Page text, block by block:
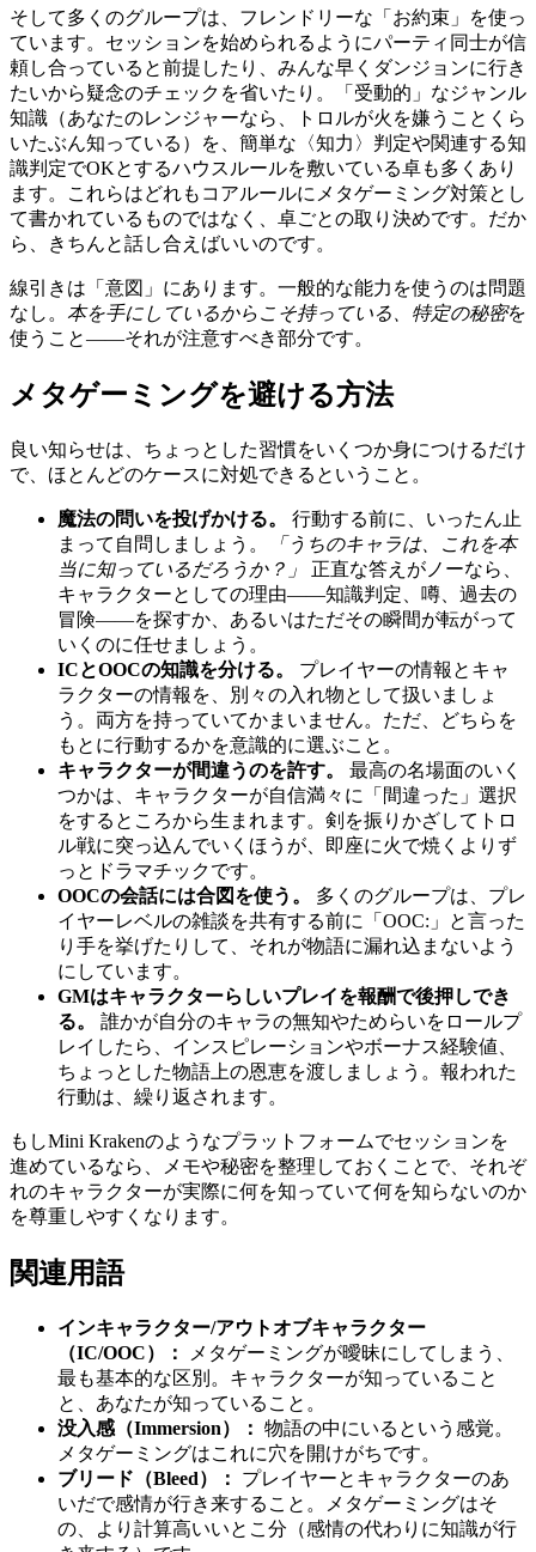
そして多くのグループは、フレンドリーな「お約束」を使っ
ています。セッションを始められるようにパーティ同士が信
頼し合っていると前提したり、みんな早くダンジョンに行き
たいから疑念のチェックを省いたり。「受動的」なジャンル
知識（あなたのレンジャーなら、トロルが火を嫌うことくら
いたぶん知っている）を、簡単な〈知力〉判定や関連する知
識判定でOKとするハウスルールを敷いている卓も多くあり
ます。これらはどれもコアルールにメタゲーミング対策とし
て書かれているものではなく、卓ごとの取り決めです。だか
ら、きちんと話し合えばいいのです。
線引きは「意図」にあります。一般的な能力を使うのは問題
なし。 本を手にしているからこそ持っている、特定の秘密を
使うこと――それが注意すべき部分です。
メタゲーミングを避ける方法
良い知らせは、ちょっとした習慣をいくつか身につけるだけ
で、ほとんどのケースに対処できるということ。
魔法の問いを投げかける。
行動する前に、いったん止
まって自問しましょう。
「うちのキャラは、これを本
当に知っているだろうか？」
正直な答えがノーなら、
キャラクターとしての理由――知識判定、噂、過去の
冒険――を探すか、あるいはただその瞬間が転がって
いくのに任せましょう。
ICとOOCの知識を分ける。
プレイヤーの情報とキャ
ラクターの情報を、別々の入れ物として扱いましょ
う。両方を持っていてかまいません。ただ、どちらを
もとに行動するかを意識的に選ぶこと。
キャラクターが間違うのを許す。
最高の名場面のいく
つかは、キャラクターが自信満々に「間違った」選択
をするところから生まれます。剣を振りかざしてトロ
ル戦に突っ込んでいくほうが、即座に火で焼くよりず
っとドラマチックです。
OOCの会話には合図を使う。
多くのグループは、プレ
イヤーレベルの雑談を共有する前に「OOC:」と言った
り手を挙げたりして、それが物語に漏れ込まないよう
にしています。
GMはキャラクターらしいプレイを報酬で後押しでき
る。
誰かが自分のキャラの無知やためらいをロールプ
レイしたら、インスピレーションやボーナス経験値、
ちょっとした物語上の恩恵を渡しましょう。報われた
行動は、繰り返されます。
もしMini Krakenのようなプラットフォームでセッションを
進めているなら、メモや秘密を整理しておくことで、それぞ
れのキャラクターが実際に何を知っていて何を知らないのか
を尊重しやすくなります。
関連用語
インキャラクター/アウトオブキャラクター
（IC/OOC）：
メタゲーミングが曖昧にしてしまう、
最も基本的な区別。キャラクターが知っていること
と、あなたが知っていること。
没入感（Immersion）： 物語の中にいるという感覚。
メタゲーミングはこれに穴を開けがちです。
ブリード（Bleed）：
プレイヤーとキャラクターのあ
いだで感情が行き来すること。メタゲーミングはそ
の、より計算高いいとこ分（感情の代わりに知識が行